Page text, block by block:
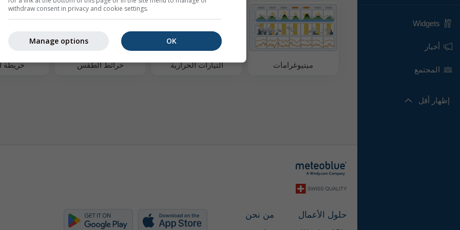
Widgets
أخبار
المجتمع
إظهار أقل
ميتيوغرامات التيارات الحرارية خرائط الطقس خريطة
حلول الأعمال من نحن
withdraw consent in privacy and cookie settings.
OK
Manage options